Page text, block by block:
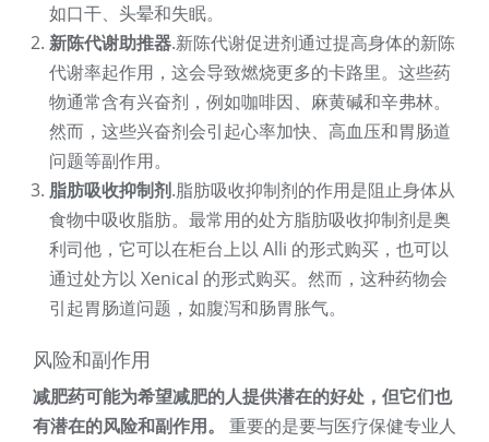
如口干、头晕和失眠。
新陈代谢助推器.新陈代谢促进剂通过提高身体的新陈
代谢率起作用，这会导致燃烧更多的卡路里。这些药
物通常含有兴奋剂，例如咖啡因、麻黄碱和辛弗林。
然而，这些兴奋剂会引起心率加快、高血压和胃肠道
问题等副作用。
脂肪吸收抑制剂.脂肪吸收抑制剂的作用是阻止身体从
食物中吸收脂肪。最常用的处方脂肪吸收抑制剂是奥
利司他，它可以在柜台上以 Alli 的形式购买，也可以
通过处方以 Xenical 的形式购买。然而，这种药物会
引起胃肠道问题，如腹泻和肠胃胀气。
风险和副作用
减肥药可能为希望减肥的人提供潜在的好处，但它们也
有潜在的风险和副作用。
重要的是要与医疗保健专业人